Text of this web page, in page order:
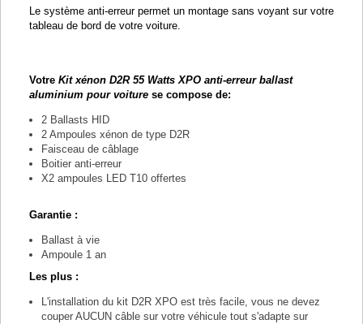
Le système anti-erreur permet un montage sans voyant sur votre
tableau de bord de votre voiture.
Votre Kit xénon D2R 55 Watts XPO anti-erreur ballast
aluminium pour voiture se compose de:
2 Ballasts HID
2 Ampoules xénon de type D2R
Faisceau de câblage
Boitier anti-erreur
X2 ampoules LED T10 offertes
Garantie :
Ballast à vie
Ampoule 1 an
Les plus :
L'installation du kit D2R XPO est très facile, vous ne devez
couper AUCUN câble sur votre véhicule tout s'adapte sur